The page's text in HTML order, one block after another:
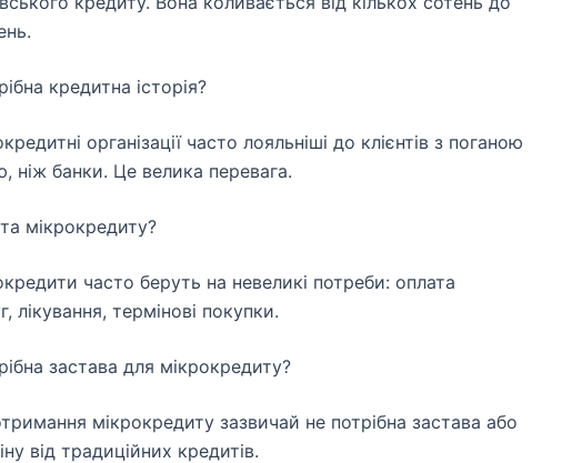
кредитна історія?
організації часто лояльніші до клієнтів з поганою
ніж банки. Це велика перевага.
мікрокредиту?
часто беруть на невеликі потреби: оплата
лікування, термінові покупки.
застава для мікрокредиту?
мікрокредиту зазвичай не потрібна застава або
від традиційних кредитів.